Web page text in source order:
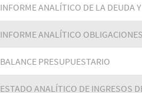
INFORME ANALÍTICO DE LA DEUDA
INFORME ANALÍTICO
BALANCE PRESUPUESTARIO
ESTADO ANALÍTICO DE INGRESOS